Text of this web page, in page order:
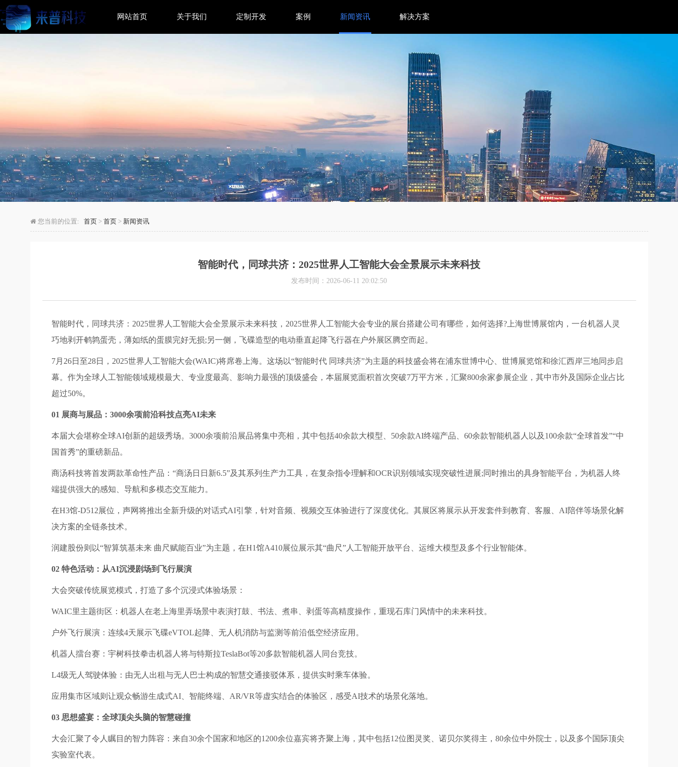
智能时代，同球共济：2025世界人工智能大会全景展示未来科技
网站首页 关于我们 定制开发 案例 新闻资讯 解决方案
您当前的位置: 首页 > 首页 > 新闻资讯
智能时代，同球共济：2025世界人工智能大会全景展示未来科技
发布时间：2026-06-11 20:02:50
智能时代，同球共济：2025世界人工智能大会全景展示未来科技，2025世界人工智能大会专业的展台搭建公司有哪些，如何选择?上海世博展馆内，一台机器人灵
巧地剥开鹌鹑蛋壳，薄如纸的蛋膜完好无损;另一侧，飞碟造型的电动垂直起降飞行器在户外展区腾空而起。
7月26日至28日，2025世界人工智能大会(WAIC)将席卷上海。这场以“智能时代 同球共济”为主题的科技盛会将在浦东世博中心、世博展览馆和徐汇西岸三地同步启
幕。作为全球人工智能领域规模最大、专业度最高、影响力最强的顶级盛会，本届展览面积首次突破7万平方米，汇聚800余家参展企业，其中市外及国际企业占比
超过50%。
01 展商与展品：3000余项前沿科技点亮AI未来
本届大会堪称全球AI创新的超级秀场。3000余项前沿展品将集中亮相，其中包括40余款大模型、50余款AI终端产品、60余款智能机器人以及100余款“全球首发”“中
国首秀”的重磅新品。
商汤科技将首发两款革命性产品：“商汤日日新6.5”及其系列生产力工具，在复杂指令理解和OCR识别领域实现突破性进展;同时推出的具身智能平台，为机器人终
端提供强大的感知、导航和多模态交互能力。
在H3馆-D512展位，声网将推出全新升级的对话式AI引擎，针对音频、视频交互体验进行了深度优化。其展区将展示从开发套件到教育、客服、AI陪伴等场景化解
决方案的全链条技术。
润建股份则以“智算筑基未来 曲尺赋能百业”为主题，在H1馆A410展位展示其“曲尺”人工智能开放平台、运维大模型及多个行业智能体。
02 特色活动：从AI沉浸剧场到飞行展演
大会突破传统展览模式，打造了多个沉浸式体验场景：
WAIC里主题街区：机器人在老上海里弄场景中表演打鼓、书法、煮串、剥蛋等高精度操作，重现石库门风情中的未来科技。
户外飞行展演：连续4天展示飞碟eVTOL起降、无人机消防与监测等前沿低空经济应用。
机器人擂台赛：宇树科技拳击机器人将与特斯拉TeslaBot等20多款智能机器人同台竞技。
L4级无人驾驶体验：由无人出租与无人巴士构成的智慧交通接驳体系，提供实时乘车体验。
应用集市区域则让观众畅游生成式AI、智能终端、AR/VR等虚实结合的体验区，感受AI技术的场景化落地。
03 思想盛宴：全球顶尖头脑的智慧碰撞
大会汇聚了令人瞩目的智力阵容：来自30余个国家和地区的1200余位嘉宾将齐聚上海，其中包括12位图灵奖、诺贝尔奖得主，80余位中外院士，以及多个国际顶尖
实验室代表。